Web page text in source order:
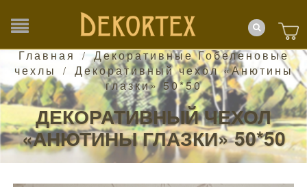
Главная /
Декоративные Гобеленовые
чехлы
/
Декоративный чехол «Анютины
глазки» 50*50
ДЕКОРАТИВНЫЙ ЧЕХОЛ
«АНЮТИНЫ ГЛАЗКИ» 50*50